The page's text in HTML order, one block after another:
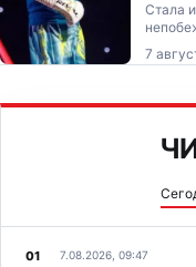
Стала
7
7.08.2026, 09:47